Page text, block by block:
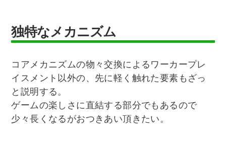
独特なメカニズム
コアメカニズムの物々交換によるワーカープレ
イスメント以外の、先に軽く触れた要素もざっ
と説明する。
ゲームの楽しさに直結する部分でもあるので
少々長くなるがおつきあい頂きたい。